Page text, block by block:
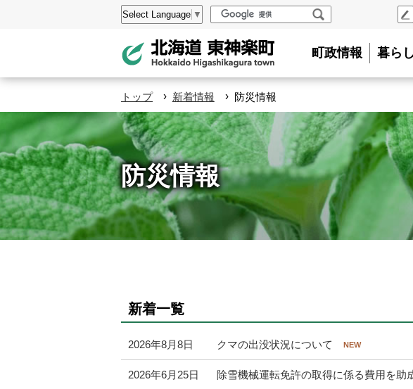
ュ
へ
設
Select Language ▼
索
町政情報 暮ら
トップ › 新着情報 › 防災情報
防災情報
新着一覧
2026年8月8日 クマの出没状況について
2026年6月25日 除雪機械運転免許の取得に係る費用を助
ー
ジ
の
ト
ッ